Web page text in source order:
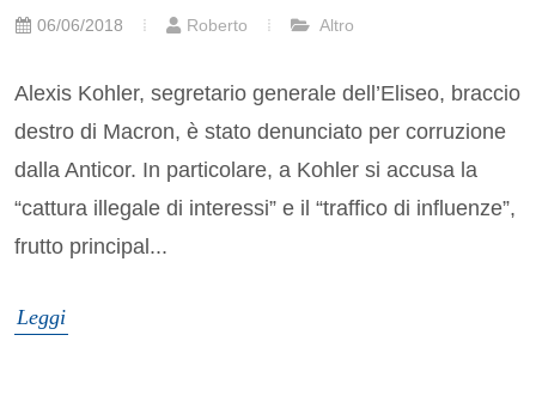
06/06/2018 Roberto Altro
Alexis Kohler, segretario generale dell’Eliseo, braccio
destro di Macron, è stato denunciato per corruzione
dalla Anticor. In particolare, a Kohler si accusa la
“cattura illegale di interessi” e il “traffico di influenze”,
frutto principal...
Leggi